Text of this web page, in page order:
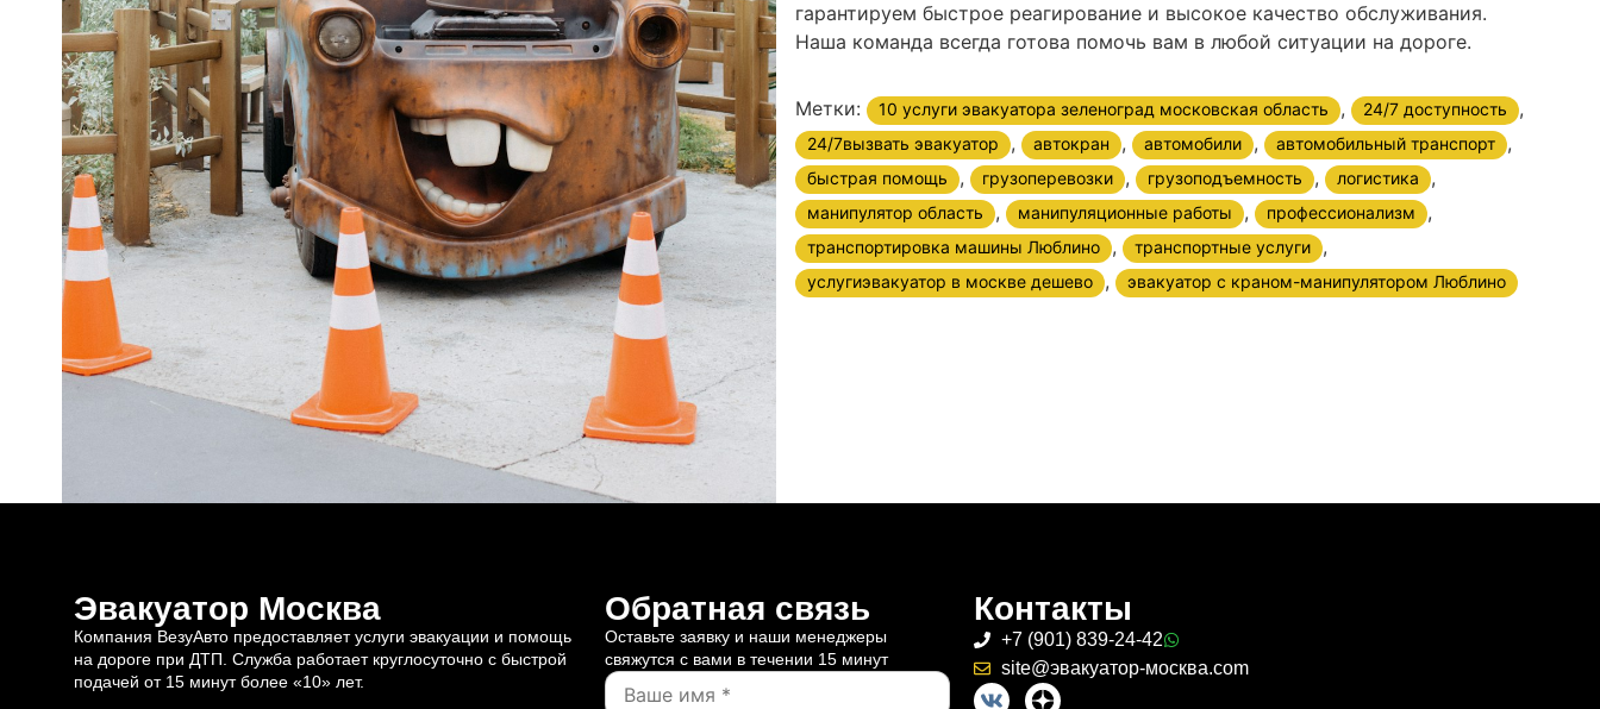
гарантируем быстрое реагирование и высокое качество обслуживания.
Наша команда всегда готова помочь вам в любой ситуации на дороге.
Метки: 10 услуги эвакуатора зеленоград московская область , 24/7 доступность ,
24/7вызвать эвакуатор , автокран , автомобили , автомобильный транспорт ,
быстрая помощь , грузоперевозки , грузоподъемность , логистика ,
манипулятор область , манипуляционные работы , профессионализм ,
транспортировка машины Люблино , транспортные услуги ,
услугиэвакуатор в москве дешево , эвакуатор с краном-манипулятором Люблино
Эвакуатор Москва
Компания ВезуАвто предоставляет услуги эвакуации и помощь
на дороге при ДТП. Служба работает круглосуточно с быстрой
подачей от 15 минут более «10» лет.
Обратная связь
Оставьте заявку и наши менеджеры
свяжутся с вами в течении 15 минут
Контакты
+7 (901) 839-24-42
site@эвакуатор-москва.com